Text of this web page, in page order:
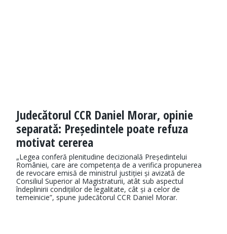
Judecătorul CCR Daniel Morar, opinie
separată: Președintele poate refuza
motivat cererea
„Legea conferă plenitudine decizională Președintelui
României, care are competența de a verifica propunerea
de revocare emisă de ministrul justiției și avizată de
Consiliul Superior al Magistraturii, atât sub aspectul
îndeplinirii condițiilor de legalitate, cât și a celor de
temeinicie”, spune judecătorul CCR Daniel Morar.